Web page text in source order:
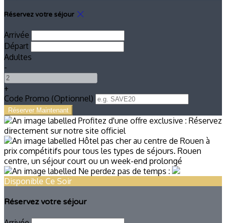
Réservez votre séjour
Arrivée
Départ
Adultes
-
+
Code Promo (Optionnel)
Disponible Ce Soir
Réservez votre séjour